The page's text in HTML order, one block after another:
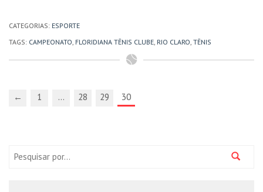
CATEGORIAS: ESPORTE
TAGS: CAMPEONATO FLORIDIANA TÊNIS CLUBE RIO CLARO TÊNIS
← 1 … 28 29 30
Pesquisa: